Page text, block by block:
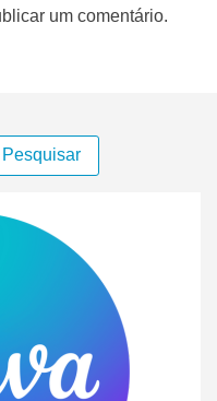
um comentário.
Pesquisar